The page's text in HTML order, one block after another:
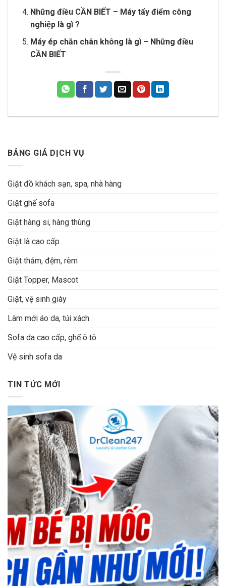
Những điều CẦN BIẾT – Máy tẩy điểm công
nghiệp là gì ?
Máy ép chăn chân không là gì – Những điều
CẦN BIẾT
BẢNG GIÁ DỊCH VỤ
Giặt đồ khách sạn, spa, nhà hàng
Giặt ghế sofa
Giặt hàng si, hàng thùng
Giặt là cao cấp
Giặt thảm, đệm, rèm
Giặt Topper, Mascot
Giặt, vệ sinh giày
Làm mới áo da, túi xách
Sofa da cao cấp, ghế ô tô
Vệ sinh sofa da
TIN TỨC MỚI